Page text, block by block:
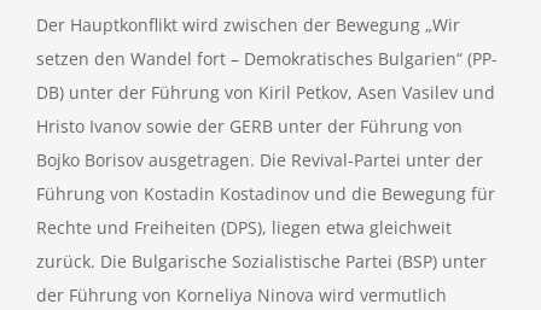
Der Hauptkonflikt wird zwischen der Bewegung „Wir
setzen den Wandel fort – Demokratisches Bulgarien“ (PP-
DB) unter der Führung von Kiril Petkov, Asen Vasilev und
Hristo Ivanov sowie der GERB unter der Führung von
Bojko Borisov ausgetragen. Die Revival-Partei unter der
Führung von Kostadin Kostadinov und die Bewegung für
Rechte und Freiheiten (DPS), liegen etwa gleichweit
zurück. Die Bulgarische Sozialistische Partei (BSP) unter
der Führung von Korneliya Ninova wird vermutlich